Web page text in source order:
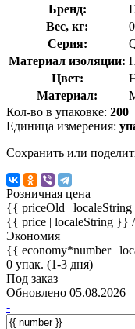
Бренд:
Вес, кг:
Серия:
Материал изоляции:
Цвет:
Материал:
Кол-во в упаковке: 200
Единица измерения:
Сохранить или
Розничная цена
{{ priceOld |
{{ price | localeString }}
Экономия
{{ economy*number |
0 упак. (1-3 дня)
Под заказ
Обновлено 05.08.2026
-